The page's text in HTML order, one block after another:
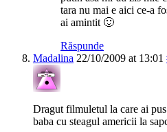
tara nu mai e aici ce-a
ai amintit 🙂
Răspunde
Madalina 22/10/2009 at 13:01
Dragut filmuletul la care ai
baba cu steagul americii la